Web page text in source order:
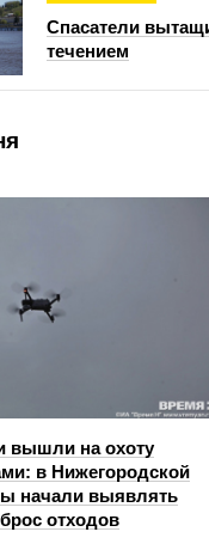
Спасатели
течением
вышли на охоту
в Нижегородской
начали выявлять
отходов